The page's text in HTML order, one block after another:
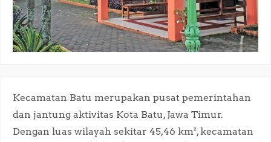
Kecamatan Batu merupakan pusat pemerintahan
dan jantung aktivitas Kota Batu, Jawa Timur.
Dengan luas wilayah sekitar 45,46 km², kecamatan